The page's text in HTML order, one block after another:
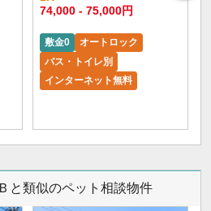
74,000 - 75,000円
敷金0
オートロック
バス・トイレ別
インターネット無料
と類似のペット相談物件